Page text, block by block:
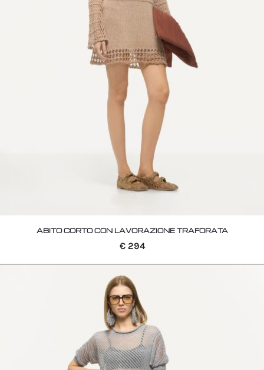
ABITO CORTO CON LAVORAZIONE TRAFORATA
€294